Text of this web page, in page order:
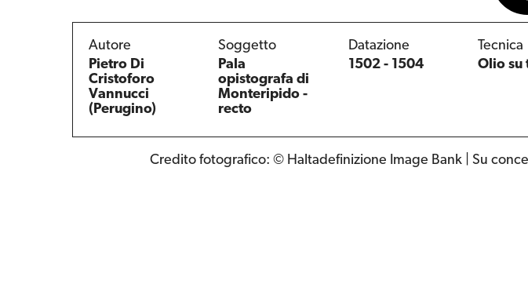
Autore
Pietro Di
Cristoforo
Vannucci
(Perugino)
Soggetto
Pala
opistografa di
Monteripido -
recto
Datazione
1502 - 1504
Tecnica
Olio su
Credito fotografico: © Haltadefinizione Image Bank | Su